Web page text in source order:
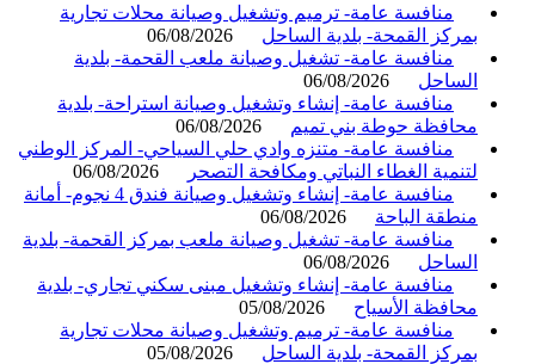
منافسة عامة- ترميم وتشغيل وصيانة محلات تجارية
بمركز القمحة- بلدية الساحل
06/08/2026
منافسة عامة- تشغيل وصيانة ملعب القحمة- بلدية
الساحل
06/08/2026
منافسة عامة- إنشاء وتشغيل وصيانة استراحة- بلدية
محافظة حوطة بني تميم
06/08/2026
منافسة عامة- متنزه وادي حلي السياحي- المركز الوطني
لتنمية الغطاء النباتي ومكافحة التصحر
06/08/2026
منافسة عامة- إنشاء وتشغيل وصيانة فندق 4 نجوم- أمانة
منطقة الباحة
06/08/2026
منافسة عامة- تشغيل وصيانة ملعب بمركز القحمة- بلدية
الساحل
06/08/2026
منافسة عامة- إنشاء وتشغيل مبنى سكني تجاري- بلدية
محافظة الأسياح
05/08/2026
منافسة عامة- ترميم وتشغيل وصيانة محلات تجارية
بمركز القمحة- بلدية الساحل
05/08/2026